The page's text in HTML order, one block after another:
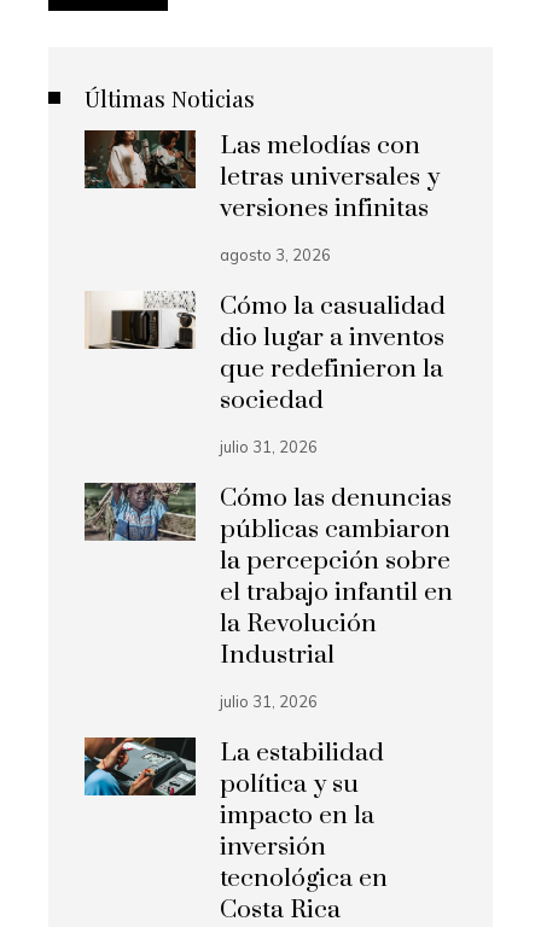
Últimas Noticias
Las melodías con
letras universales y
versiones infinitas
agosto 3, 2026
Cómo la casualidad
dio lugar a inventos
que redefinieron la
sociedad
julio 31, 2026
Cómo las denuncias
públicas cambiaron
la percepción sobre
el trabajo infantil en
la Revolución
Industrial
julio 31, 2026
La estabilidad
política y su
impacto en la
inversión
tecnológica en
Costa Rica